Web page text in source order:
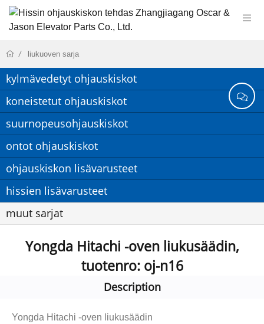
liukuoven sarja
kylmävedetyt ohjauskiskot
koneistetut ohjauskiskot
suurnopeusohjauskiskot
ontot ohjauskiskot
ohjauskiskon lisävarusteet
hissien lisävarusteet
muut sarjat
Yongda Hitachi -oven liukusäädin,
tuotenro: oj-n16
Description
Yongda Hitachi -oven liukusäädin